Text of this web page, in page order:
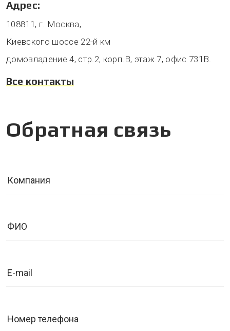
Адрес:
108811, г. Москва,
Киевского шоссе 22-й км
домовладение 4, стр.2, корп.В, этаж 7, офис 731В.
Все контакты
Обратная связь